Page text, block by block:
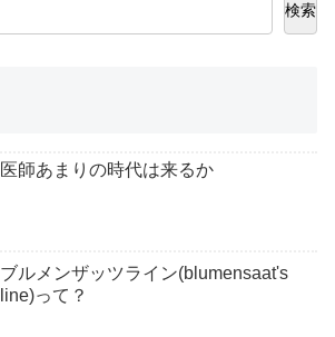
検索
医師あまりの時代は来るか
ブルメンザッツライン(blumensaat's
line)って？